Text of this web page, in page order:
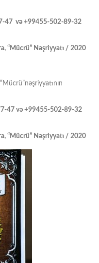
47 və +99455-502-89-32
“Mücrü” Nəşriyyatı / 2020
47 və +99455-502-89-32
“Mücrü” Nəşriyyatı / 2020